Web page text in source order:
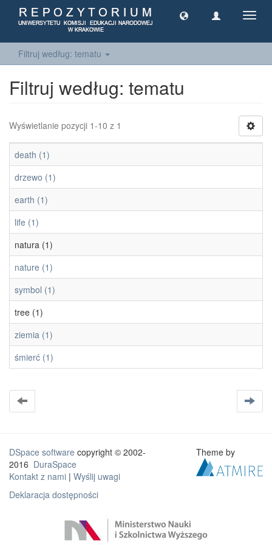
Filtruj według: tematu
Filtruj według: tematu
Wyświetlanie pozycji 1-10 z 1
death (1)
drzewo (1)
earth (1)
life (1)
natura (1)
nature (1)
symbol (1)
tree (1)
ziemia (1)
śmierć (1)
DSpace software copyright © 2002-
2016 DuraSpace
Kontakt z nami | Wyślij uwagi
Deklaracja dostępności
Theme by